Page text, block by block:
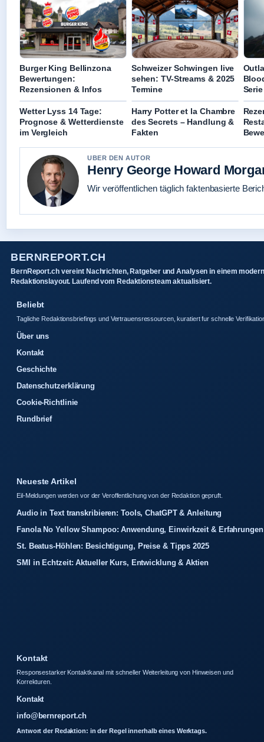
Burger King Bellinzona
Bewertungen:
Rezensionen & Infos
Schweizer Schwingen live
sehen: TV-Streams & 2025
Termine
Serie
Wetter Lyss 14 Tage:
Prognose & Wetterdienste
im Vergleich
Harry Potter et la Chambre
des Secrets – Handlung &
Fakten
UBER DEN AUTOR
Henry George Howard
Wir veröffentlichen täglich faktenbasierte
BERNREPORT.CH
BernReport.ch vereint Nachrichten, Ratgeber und Analysen in einem
Redaktionslayout. Laufend vom Redaktionsteam aktualisiert.
Beliebt
Tagliche Redaktionsbriefings und Vertrauensressourcen, kuratiert fur schnelle
Über uns
Kontakt
Geschichte
Datenschutzerklärung
Cookie-Richtlinie
Rundbrief
Neueste Artikel
Eil-Meldungen werden vor der Veroffentlichung von der Redaktion gepruft.
Audio in Text transkribieren: Tools, ChatGPT & Anleitung
Fanola No Yellow Shampoo: Anwendung, Einwirkzeit & Erfahrungen
St. Beatus-Höhlen: Besichtigung, Preise & Tipps 2025
SMI in Echtzeit: Aktueller Kurs, Entwicklung & Aktien
Kontakt
Responsestarker Kontaktkanal mit schneller Weiterleitung von Hinweisen und
Korrekturen.
Kontakt
info@bernreport.ch
Antwort der Redaktion: in der Regel innerhalb eines Werktags.